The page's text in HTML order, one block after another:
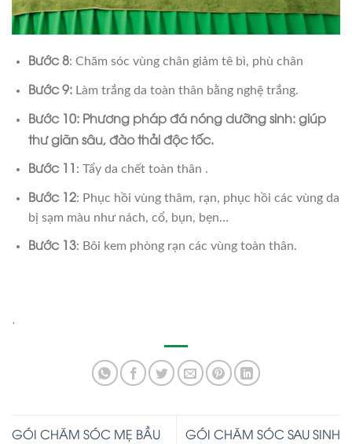
Bước 8: Chăm sóc vùng chân giảm tê bì, phù chân
Bước 9:Làm trắng da toàn thân bằng nghệ trắng.
Bước 10: Phương pháp đá nóng dưỡng sinh: giúp
thư giãn sâu, đào thải độc tốc.
Bước 11 : Tẩy da chết toàn thân .
Bước 12: Phục hồi vùng thâm, rạn, phục hồi các vùng da
bị sạm màu như nách, cổ, bụn, bẹn…
Bước 13: Bôi kem phòng rạn các vùng toàn thân.
.
GÓI CHĂM SÓC MẸ BẦU GÓI CHĂM SÓC SAU SINH